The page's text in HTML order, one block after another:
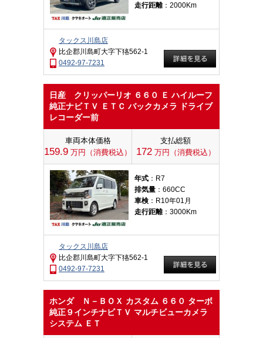
走行距離：2000Km
タックス川島店
比企郡川島町大字下狢562-1
0492-97-7231
日産 クリッパーリオ ６６０ Ｅ ハイルーフ
純正ナビＴＶ ＥＴＣ バックカメラ ドライブ
レコーダー前
車両本体価格
159.9 万円（消費税込）
支払総額
172万円（消費税込）
年式 ：R7
排気量 ：660CC
車検 ：R10年01月
走行距離：3000Km
タックス川島店
比企郡川島町大字下狢562-1
0492-97-7231
ホンダ Ｎ－ＢＯＸ カスタム ６６０ ターボ
純正９インチナビＴＶ マルチビューカメラ
システム ＥＴ